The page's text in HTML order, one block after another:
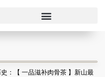
：【 一品滋补肉骨茶 】新山最